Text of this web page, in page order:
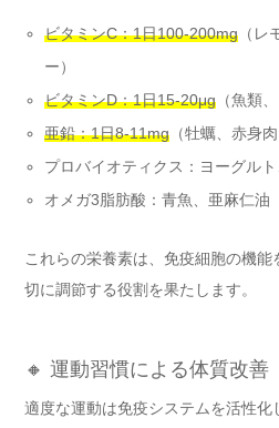
ビタミンC：1日100-200mg （
ー）
ビタミンD：1日15-20μg （魚類
亜鉛：1日8-11mg （牡蠣、赤身
プロバイオティクス：ヨーグル
オメガ3脂肪酸：青魚、亜麻仁油
これらの栄養素は、免疫細胞の機
切に調節する役割を果たします。
🔸 運動習慣による体質改善
適度な運動は免疫システムを活性化